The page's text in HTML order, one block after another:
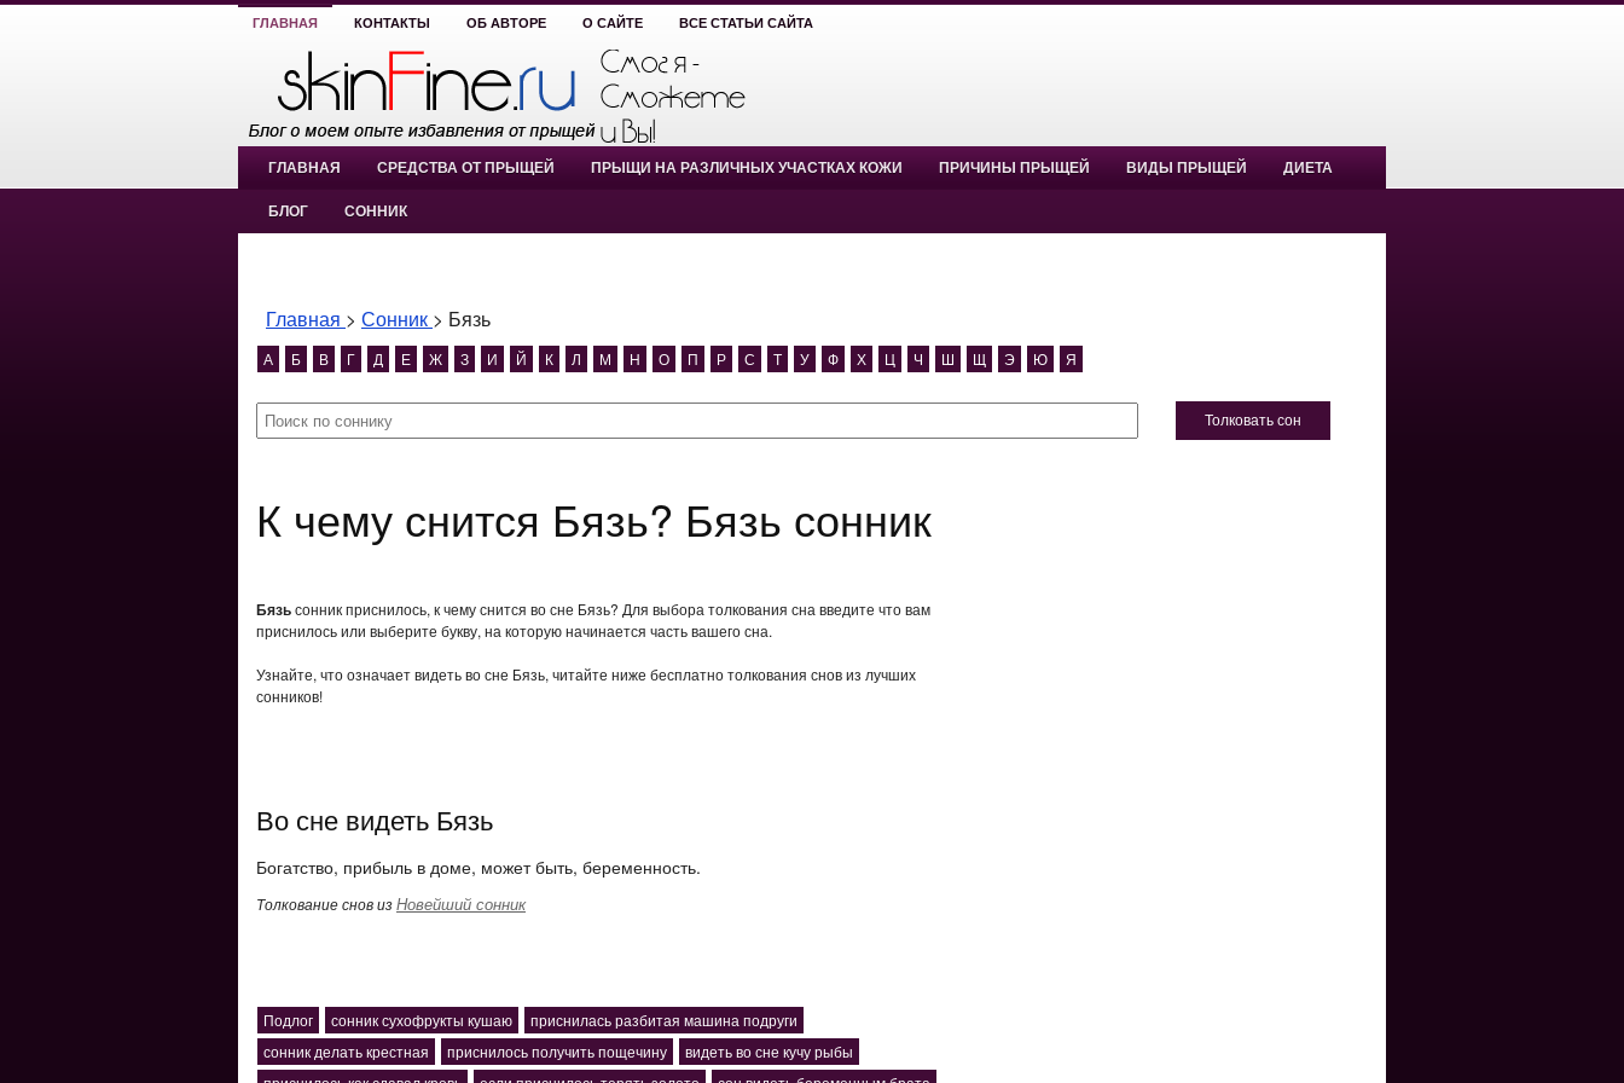
ГЛАВНАЯ КОНТАКТЫ ОБ АВТОРЕ О САЙТЕ ВСЕ СТАТЬИ САЙТА
ГЛАВНАЯ СРЕДСТВА ОТ ПРЫЩЕЙ ПРЫЩИ НА РАЗЛИЧНЫХ УЧАСТКАХ КОЖИ ПРИЧИНЫ ПРЫЩЕЙ ВИДЫ ПРЫЩЕЙ ДИЕТА
БЛОГ СОННИК
Главная > Сонник > Бязь
А Б В Г Д Е Ж З И Й К Л М Н О П Р С Т У Ф Х Ц Ч Ш Щ Э Ю Я
Толковать сон
К чему снится Бязь? Бязь сонник
Бязьсонник приснилось, к чему снится во сне Бязь? Для выбора толкования сна введите что вам
приснилось или выберите букву, на которую начинается часть вашего сна.
Узнайте, что означает видеть во сне Бязь, читайте ниже бесплатно толкования снов из лучших
сонников!
Во сне видеть Бязь
Богатство, прибыль в доме, может быть, беременность.
Толкование снов изНовейший сонник
Подлог сонник сухофрукты кушаю
приснилась разбитая машина подруги
сонник делать крестная
приснилось получить пощечину
видеть во сне кучу рыбы